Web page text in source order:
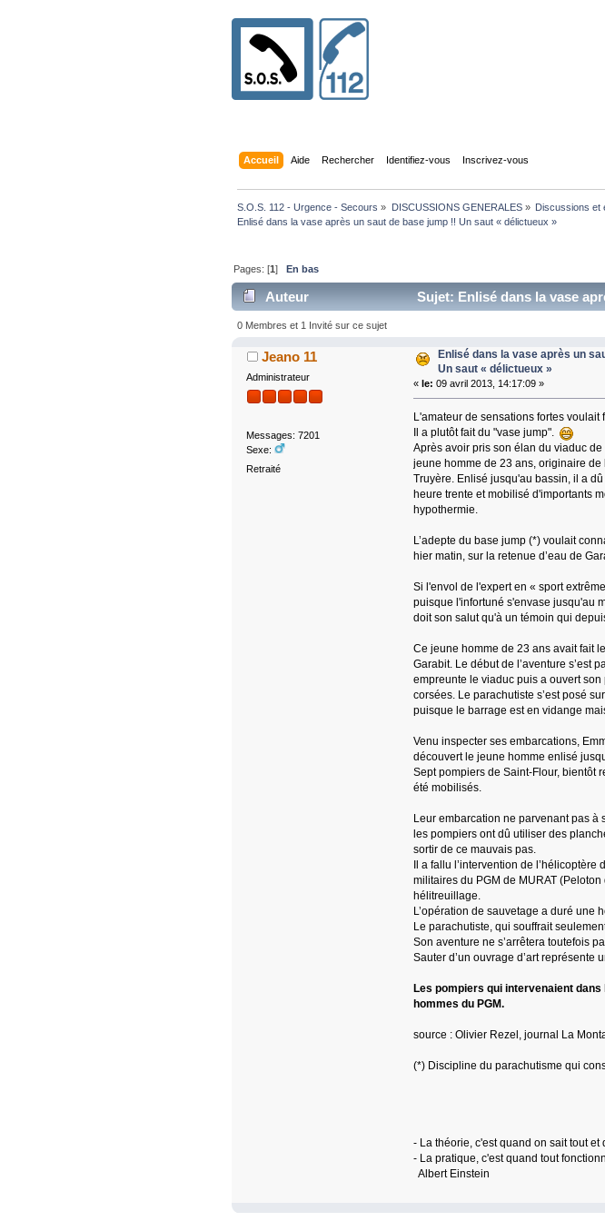
Accueil Aide Rechercher Identifiez-vous Inscrivez-vous
S.O.S. 112 - Urgence - Secours » DISCUSSIONS GENERALES» Discussions et
Enlisé dans la vase après un saut de base jump !! Un saut « délictueux »
Pages: [1]En bas
Auteur
Sujet: Enlisé dans la vase
fois)
0 Membres et 1 Invité sur ce sujet
Jeano 11
Administrateur
Messages: 7201
Sexe:
Retraité
Enlisé dans la vase après un
Un saut « délictueux »
« le: 09 avril 2013, 14:17:09 »
L'amateur de sensations fortes
Il a plutôt fait du "vase jump".
Après avoir pris son élan du viaduc
jeune homme de 23 ans, originaire
Truyère. Enlisé jusqu'au bassin, il a
heure trente et mobilisé d'importants
hypothermie.
L’adepte du base jump (*) voulait
hier matin, sur la retenue d’eau de
Si l'envol de l'expert en « sport
puisque l'infortuné s'envase jusqu'au
doit son salut qu'à un témoin qui
Ce jeune homme de 23 ans avait fait
Garabit. Le début de l’aventure s’est
empreunte le viaduc puis a ouvert son
corsées. Le parachutiste s’est posé
puisque le barrage est en vidange
Venu inspecter ses embarcations,
découvert le jeune homme enlisé
Sept pompiers de Saint-Flour, bientôt
été mobilisés.
Leur embarcation ne parvenant pas à
les pompiers ont dû utiliser des
sortir de ce mauvais pas.
Il a fallu l’intervention de
militaires du PGM de MURAT
hélitreuillage.
L’opération de sauvetage a duré une
Le parachutiste, qui souffrait
Son aventure ne s’arrêtera toutefois
Sauter d’un ouvrage d’art
Les pompiers qui intervenaient
hommes du PGM.
source : Olivier Rezel, journal La
(*) Discipline du parachutisme qui
- La théorie, c'est quand on sait tout
- La pratique, c'est quand tout
Albert Einstein